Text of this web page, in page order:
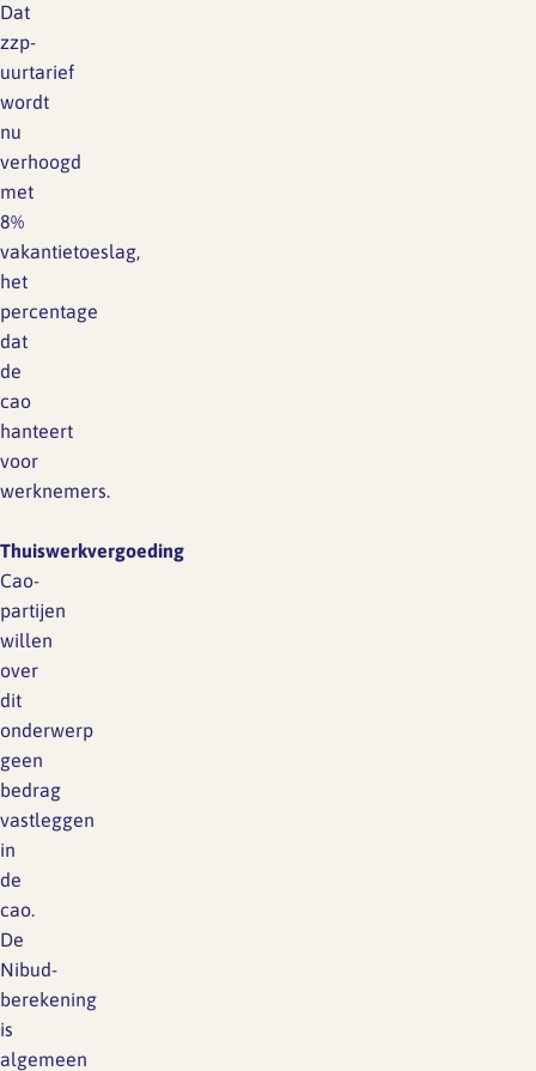
Dat
zzp-
uurtarief
wordt
nu
verhoogd
met
8%
vakantietoeslag,
het
percentage
dat
de
cao
hanteert
voor
werknemers.
Thuiswerkvergoeding
Cao-
partijen
willen
over
dit
onderwerp
geen
bedrag
vastleggen
in
de
cao.
De
Nibud-
berekening
is
algemeen